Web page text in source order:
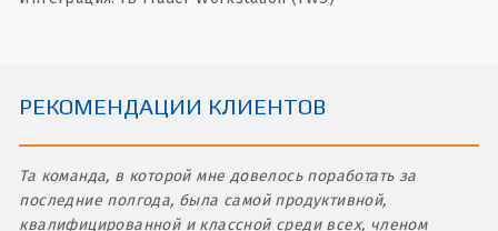
РЕКОМЕНДАЦИИ КЛИЕНТОВ
Та команда, в которой мне довелось поработать за
последние полгода, была самой продуктивной,
квалифицированной и классной среди всех, членом